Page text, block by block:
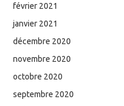
février 2021
janvier 2021
décembre 2020
novembre 2020
octobre 2020
septembre 2020